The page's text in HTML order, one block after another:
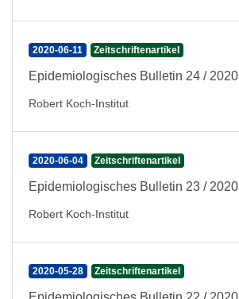
2020-06-11 Zeitschriftenartikel
Epidemiologisches Bulletin 24 / 2020
Robert Koch-Institut
2020-06-04 Zeitschriftenartikel
Epidemiologisches Bulletin 23 / 2020
Robert Koch-Institut
2020-05-28 Zeitschriftenartikel